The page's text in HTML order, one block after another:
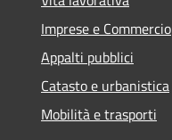
Imprese e Commercio
Appalti pubblici
Catasto e urbanistica
Mobilità e trasporti